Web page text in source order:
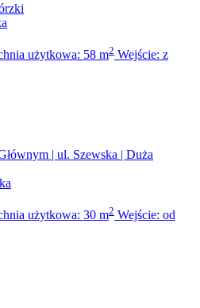
użytkowa: 58 m2 Wejście: z
| ul. Szewska | Duża
użytkowa: 30 m2 Wejście: od